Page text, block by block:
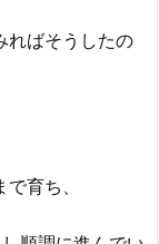
ればそうしたの
育ち、